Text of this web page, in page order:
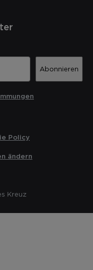
Abonnieren
Kreuz
Policy
ändern